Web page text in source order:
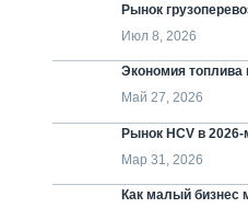
Рынок
Июл 8, 2026
Экономия топлива
Май 27, 2026
Рынок HCV в
Мар 31, 2026
Как малый бизнес